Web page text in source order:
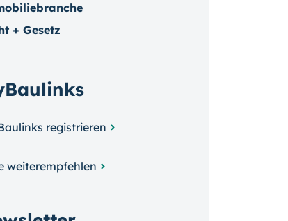
+ Gesetz
registrieren
weiterempfehlen